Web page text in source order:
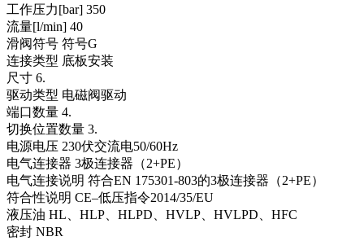
工作压力[bar] 350
流量[l/min] 40
滑阀符号 符号G
连接类型 底板安装
尺寸 6.
驱动类型 电磁阀驱动
端口数量 4.
切换位置数量 3.
电源电压 230伏交流电50/60Hz
电气连接器 3极连接器（2+PE）
电气连接说明 符合EN 175301-803的3极连接器（2+PE）
符合性说明 CE–低压指令2014/35/EU
液压油 HL、HLP、HLPD、HVLP、HVLPD、HFC
密封 NBR